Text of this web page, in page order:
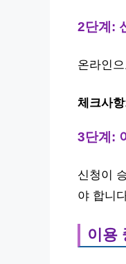
2단계:
온라인
체크사
3단계:
신청이
야 합니
이용